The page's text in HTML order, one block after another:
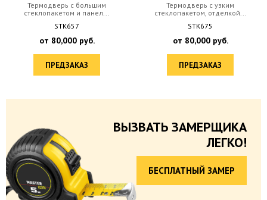
Термодверь с большим
стеклопакетом и панел...
STK657
от 80,000руб.
ПРЕДЗАКАЗ
Термодверь с узким
стеклопакетом, отделкой...
STK675
от 80,000руб.
ПРЕДЗАКАЗ
ВЫЗВАТЬ ЗАМЕРЩИКА
ЛЕГКО!
БЕСПЛАТНЫЙ ЗАМЕР